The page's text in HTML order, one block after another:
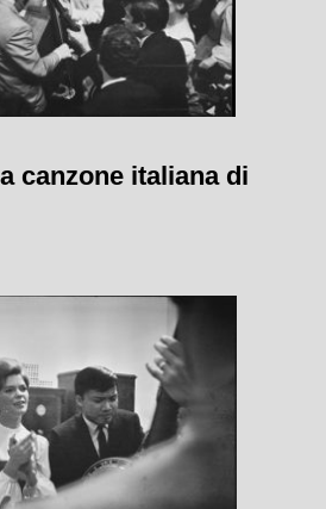
canzone italiana di